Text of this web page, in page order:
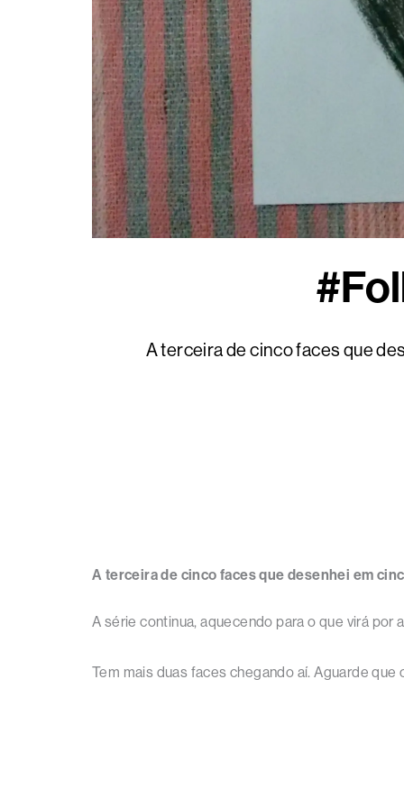
A terceira de cinco faces que
A terceira de cinco faces que desenhei em
A série continua, aquecendo para o que virá por
Tem mais duas faces chegando aí. Aguarde